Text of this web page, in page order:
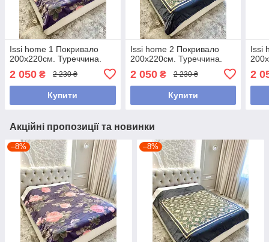
Issi home 1 Покривало
200x220см. Туреччина.
2 050 ₴ 2 230 ₴
Купити
Issi home 2 Покривало
200x220см. Туреччина.
2 050₴ 2 230 ₴
Купити
Issi
2
Акційні пропозиції та новинки
–8% –8%